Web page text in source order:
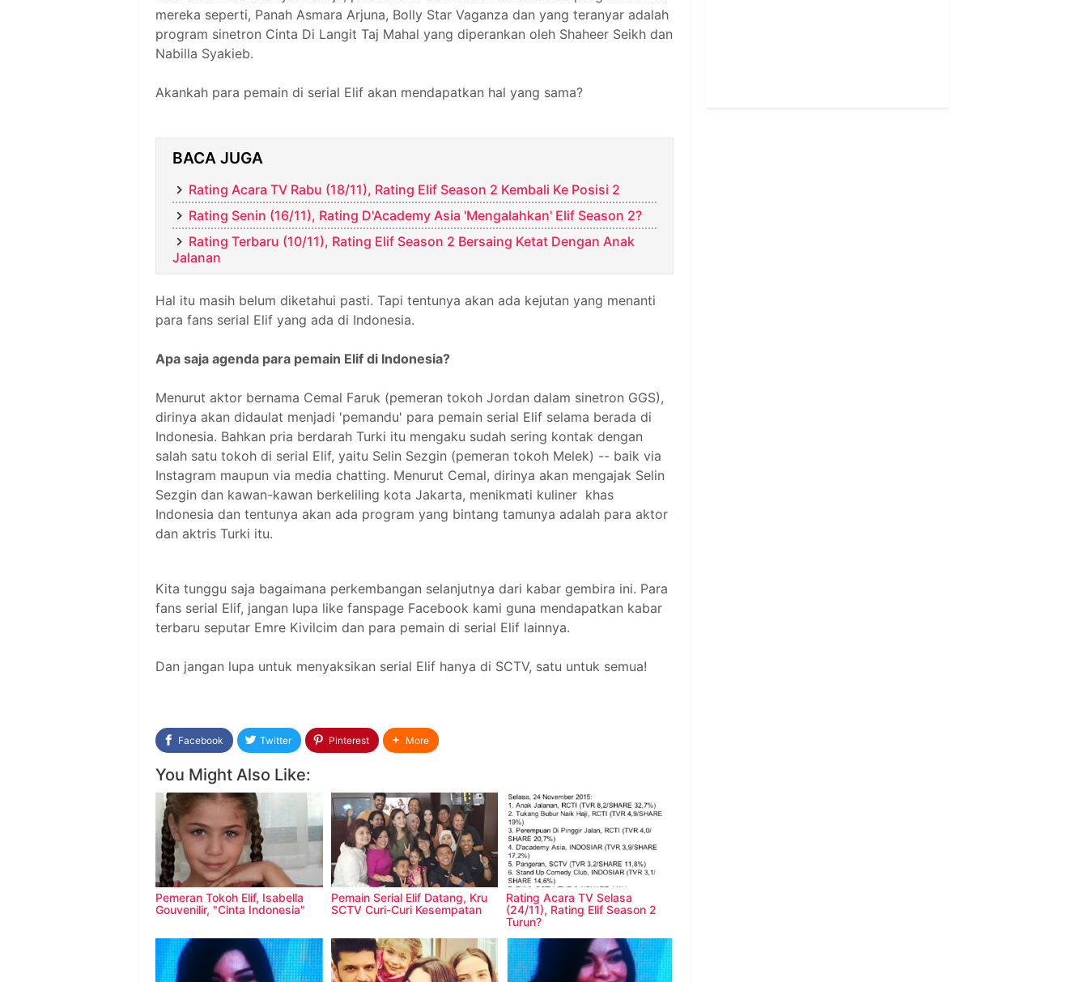
mereka seperti, Panah Asmara Arjuna, Bolly Star Vaganza dan yang teranyar adalah
program sinetron Cinta Di Langit Taj Mahal yang diperankan oleh Shaheer Seikh dan
Nabilla Syakieb.
Akankah para pemain di serial Elif akan mendapatkan hal yang sama?
BACA JUGA
Rating Acara TV Rabu (18/11), Rating Elif Season 2 Kembali Ke Posisi 2
Rating Senin (16/11), Rating D'Academy Asia 'Mengalahkan' Elif Season 2?
Rating Terbaru (10/11), Rating Elif Season 2 Bersaing Ketat Dengan Anak
Jalanan
Hal itu masih belum diketahui pasti. Tapi tentunya akan ada kejutan yang menanti
para fans serial Elif yang ada di Indonesia.
Apa saja agenda para pemain Elif di Indonesia?
Menurut aktor bernama Cemal Faruk (pemeran tokoh Jordan dalam sinetron GGS),
dirinya akan didaulat menjadi 'pemandu' para pemain serial Elif selama berada di
Indonesia. Bahkan pria berdarah Turki itu mengaku sudah sering kontak dengan
salah satu tokoh di serial Elif, yaitu Selin Sezgin (pemeran tokoh Melek) -- baik via
Instagram maupun via media chatting. Menurut Cemal, dirinya akan mengajak Selin
Sezgin dan kawan-kawan berkeliling kota Jakarta, menikmati kuliner khas
Indonesia dan tentunya akan ada program yang bintang tamunya adalah para aktor
dan aktris Turki itu.
Kita tunggu saja bagaimana perkembangan selanjutnya dari kabar gembira ini. Para
fans serial Elif, jangan lupa like fanspage Facebook kami guna mendapatkan kabar
terbaru seputar Emre Kivilcim dan para pemain di serial Elif lainnya.
Dan jangan lupa untuk menyaksikan serial Elif hanya di SCTV, satu untuk semua!
Facebook Twitter Pinterest More
You Might Also Like:
Pemeran Tokoh Elif, Isabella
Gouvenilir, "Cinta Indonesia"
Pemain Serial Elif Datang, Kru
SCTV Curi-Curi Kesempatan
Rating Acara TV Selasa
(24/11), Rating Elif Season 2
Turun?